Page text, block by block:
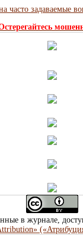
часто задаваемые
в журнале,